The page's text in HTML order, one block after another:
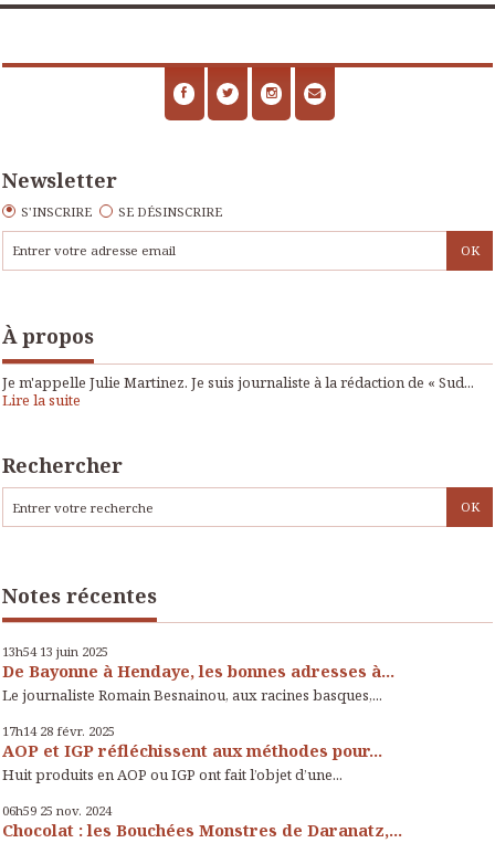
Newsletter
S'INSCRIRE SE DÉSINSCRIRE
À propos
Je m'appelle Julie Martinez. Je suis journaliste à la rédaction de « Sud...
Lire la suite
Rechercher
Notes récentes
13h54 13 juin 2025
De Bayonne à Hendaye, les bonnes adresses à...
Le journaliste Romain Besnainou, aux racines basques,...
17h14 28 févr. 2025
AOP et IGP réfléchissent aux méthodes pour...
Huit produits en AOP ou IGP ont fait l’objet d’une...
06h59 25 nov. 2024
Chocolat : les Bouchées Monstres de Daranatz,...